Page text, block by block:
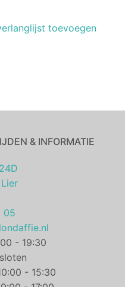
toevoegen
& INFORMATIE
05
- 19:30
- 15:30